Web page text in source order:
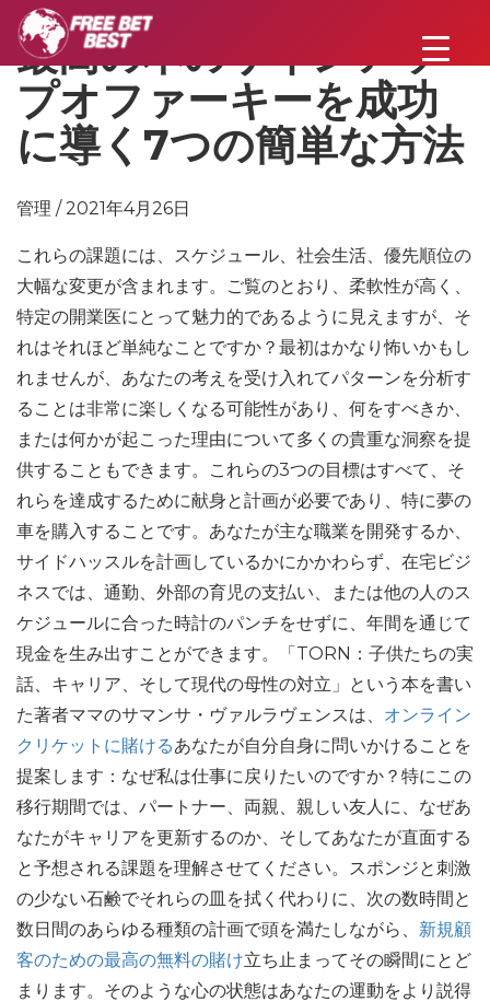
最高の本のサインアッ
プオファーキーを成功
に導く7つの簡単な方法
管理 / 2021年4月26日
これらの課題には、スケジュール、社会生活、優先順位の
大幅な変更が含まれます。ご覧のとおり、柔軟性が高く、
特定の開業医にとって魅力的であるように見えますが、そ
れはそれほど単純なことですか？最初はかなり怖いかもし
れませんが、あなたの考えを受け入れてパターンを分析す
ることは非常に楽しくなる可能性があり、何をすべきか、
または何かが起こった理由について多くの貴重な洞察を提
供することもできます。これらの3つの目標はすべて、そ
れらを達成するために献身と計画が必要であり、特に夢の
車を購入することです。あなたが主な職業を開発するか、
サイドハッスルを計画しているかにかかわらず、在宅ビジ
ネスでは、通勤、外部の育児の支払い、または他の人のス
ケジュールに合った時計のパンチをせずに、年間を通じて
現金を生み出すことができます。「TORN：子供たちの実
話、キャリア、そして現代の母性の対立」という本を書い
た著者ママのサマンサ・ヴァルラヴェンスは、 オンライン
クリケットに賭けるあなたが自分自身に問いかけることを
提案します：なぜ私は仕事に戻りたいのですか？特にこの
移行期間では、パートナー、両親、親しい友人に、なぜあ
なたがキャリアを更新するのか、そしてあなたが直面する
と予想される課題を理解させてください。スポンジと刺激
の少ない石鹸でそれらの皿を拭く代わりに、次の数時間と
数日間のあらゆる種類の計画で頭を満たしながら、 新規顧
客のための最高の無料の賭け立ち止まってその瞬間にとど
まります。そのような心の状態はあなたの運動をより説得